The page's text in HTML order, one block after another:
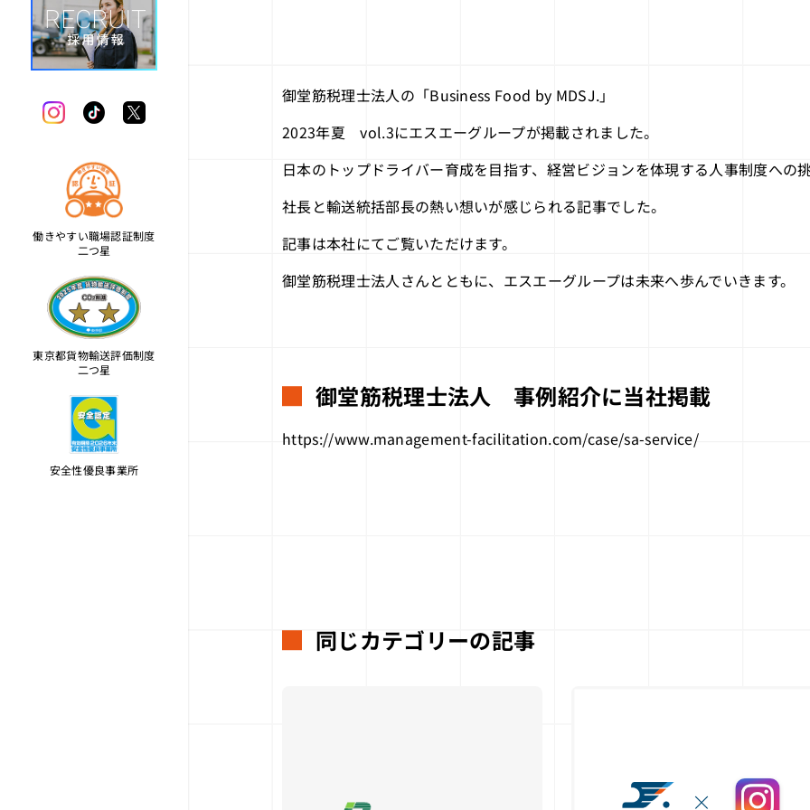
働きやすい職場認証制度
二つ星
東京都貨物輸送評価制度
二つ星
安全性優良事業所
御堂筋税理士法人の「Business Food by MDSJ.」
2023年夏 vol.3にエスエーグループが掲載されました。
日本のトップドライバー育成を目指す、経営ビジョンを体現する人事制度への
社長と輸送統括部長の熱い想いが感じられる記事でした。
記事は本社にてご覧いただけます。
御堂筋税理士法人さんとともに、エスエーグループは未来へ歩んでいきます。
御堂筋税理士法人 事例紹介に当社掲載
https://www.management-facilitation.com/case/sa-service/
同じカテゴリーの記事